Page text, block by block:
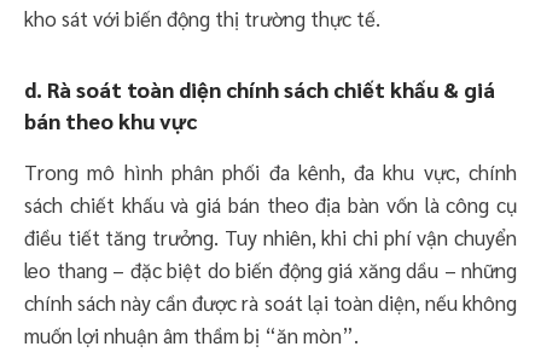
kho sát với biến động thị trường thực tế.
d. Rà soát toàn diện chính sách chiết khấu & giá
bán theo khu vực
Trong mô hình phân phối đa kênh, đa khu vực, chính
sách chiết khấu và giá bán theo địa bàn vốn là công cụ
điều tiết tăng trưởng. Tuy nhiên, khi chi phí vận chuyển
leo thang – đặc biệt do biến động giá xăng dầu – những
chính sách này cần được rà soát lại toàn diện, nếu không
muốn lợi nhuận âm thầm bị “ăn mòn”.